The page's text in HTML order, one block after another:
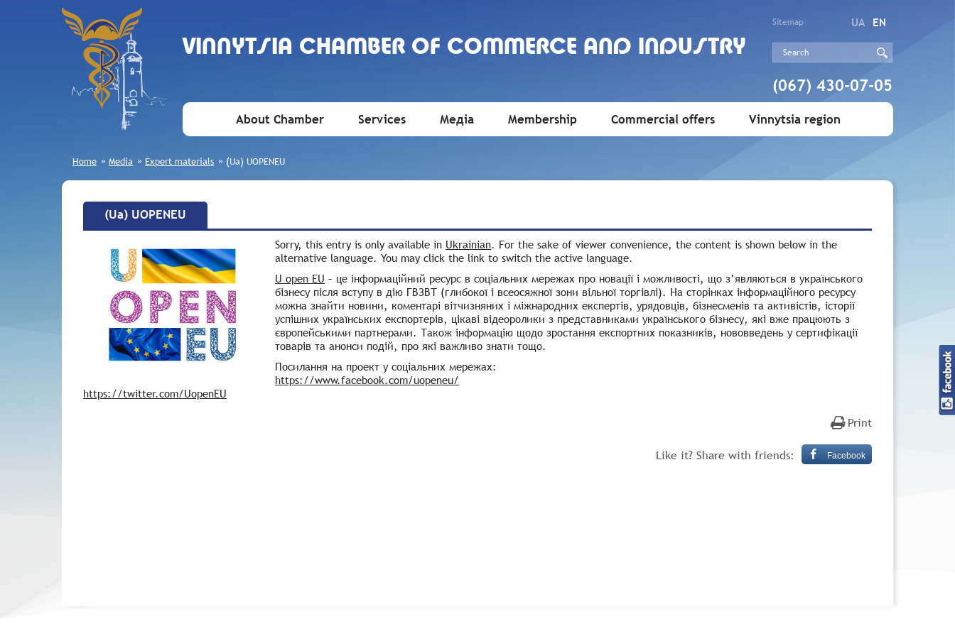
VINNYTSIA CHAMBER OF COMMERCE AND INDUSTRY
Sitemap UA EN
(067) 430-07-05
About Chamber Services Медіа Membership Commercial offers Vinnytsia region
Home » Media » Expert materials » (Ua) UOPENEU
(Ua) UOPENEU
Sorry, this entry is only available in Ukrainian. For the sake of viewer convenience, the content is shown below in the
alternative language. You may click the link to switch the active language.
U open EU – це інформаційний ресурс в соціальних мережах про новації і можливості, що з’являються в українського
бізнесу після вступу в дію ГВЗВТ (глибокої і всеосяжної зони вільної торгівлі). На сторінках інформаційного ресурсу
можна знайти новини, коментарі вітчизняних і міжнародних експертів, урядовців, бізнесменів та активістів, історії
успішних українських експортерів, цікаві відеоролики з представниками українського бізнесу, які вже працюють з
європейськими партнерами. Також інформацію щодо зростання експортних показників, нововведень у сертифікації
товарів та анонси подій, про які важливо знати тощо.
Посилання на проект у соціальних мережах:
https://www.facebook.com/uopeneu/
https://twitter.com/UopenEU
Print
Like it? Share with friends: Facebook